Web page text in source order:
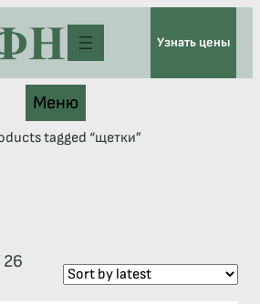
Узнать цены
Меню
tagged “щетки”